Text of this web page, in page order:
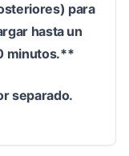
para
hasta un
minutos.**
separado.